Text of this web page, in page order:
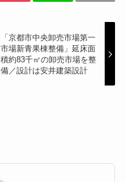
「京都市中央卸売市場第一
市場新青果棟整備」延床面
積約83千㎡の卸売市場を整
備／設計は安井建築設計